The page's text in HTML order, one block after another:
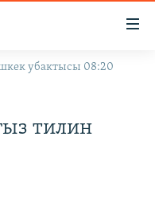
убактысы 08:20
тилин